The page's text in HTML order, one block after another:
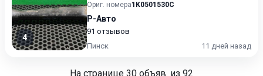
4
Ориг. номера1K0501530C
Р-Авто
91 отзывов
Пинск
11 дней назад
На странице 30 объяв. из 92